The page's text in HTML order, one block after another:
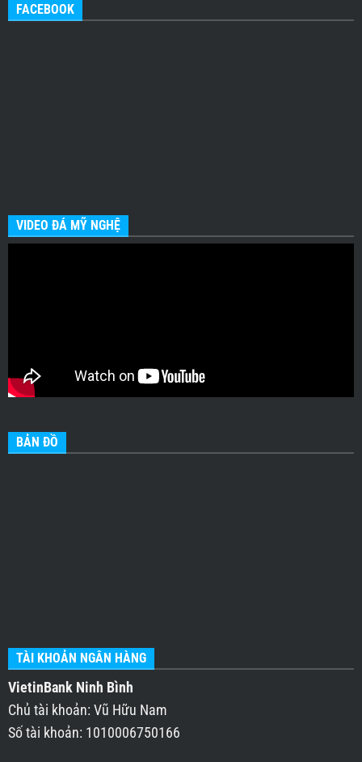
FACEBOOK
VIDEO ĐÁ MỸ NGHỆ
BẢN ĐỒ
TÀI KHOẢN NGÂN HÀNG
VietinBank Ninh Bình
Chủ tài khoản: Vũ Hữu Nam
Số tài khoản: 1010006750166